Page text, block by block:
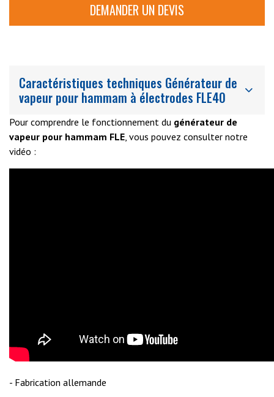
DEMANDER UN DEVIS
Caractéristiques techniques Générateur de
vapeur pour hammam à électrodes FLE40
Pour comprendre le fonctionnement du générateur de
vapeur pour hammam FLE, vous pouvez consulter notre
vidéo :
- Fabrication allemande